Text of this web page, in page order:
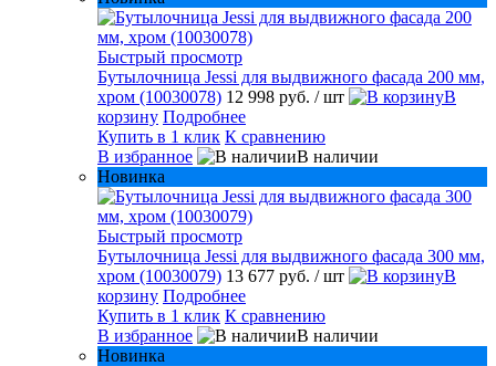
Быстрый просмотр
Бутылочница Jessi для выдвижного фасада 200 мм,
хром (10030078) 12 998 руб. / шт
В
корзину Подробнее
Купить в 1 клик К сравнению
В избранное
В наличии
Новинка
Быстрый просмотр
Бутылочница Jessi для выдвижного фасада 300 мм,
хром (10030079) 13 677 руб. / шт
В
корзину Подробнее
Купить в 1 клик К сравнению
В избранное
В наличии
Новинка